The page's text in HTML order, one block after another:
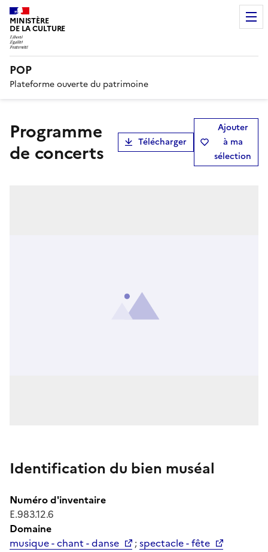
MINISTÈRE
DE LA CULTURE
POP
Plateforme ouverte du patrimoine
Programme
de concerts
Télécharger
Ajouter
à ma
sélection
Identification du bien muséal
Numéro d'inventaire
E.983.12.6
Domaine
musique - chant - danse
;spectacle - fête